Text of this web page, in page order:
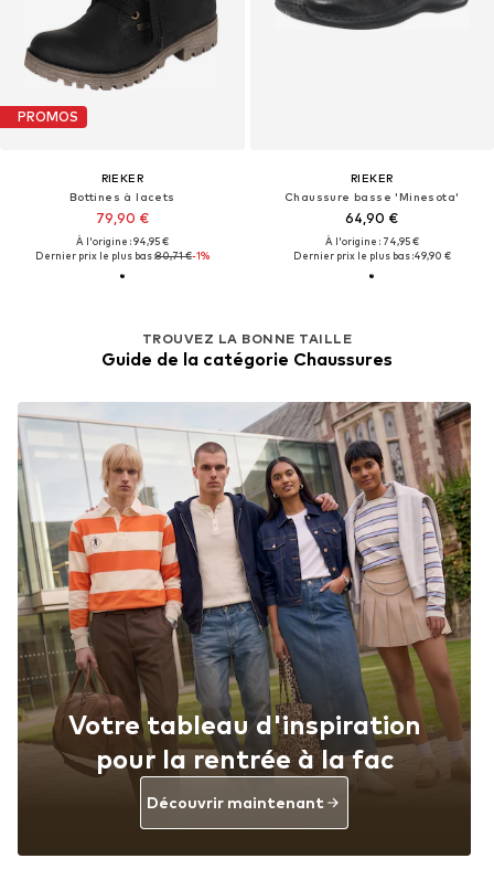
PROMOS
RIEKER
Bottines à lacets
79,90 €
À l'origine : 94,95 €
Dernier prix le plus bas :80,71 €-1%
RIEKER
Chaussure basse 'Minesota'
64,90 €
À l'origine : 74,95 €
Dernier prix le plus bas :49,90 €
TROUVEZ LA BONNE TAILLE
Guide de la catégorie Chaussures
Votre tableau d'inspiration
pour la rentrée à la fac
Découvrir maintenant